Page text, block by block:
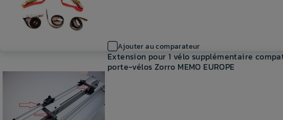
Ajouter au comparateur
Extension pour 1 vélo supplémentaire
porte-vélos Zorro MEMO EUROPE